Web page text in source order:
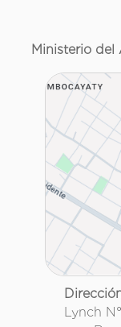
Ministerio del
Lynch